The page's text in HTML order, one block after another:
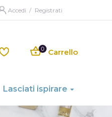
Accedi / Registrati
Carrello
Lasciati ispirare